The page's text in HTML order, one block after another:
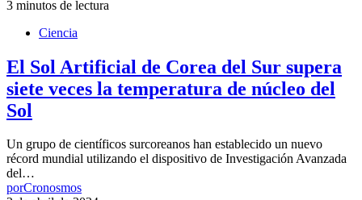
3 minutos de lectura
Ciencia
El Sol Artificial de Corea del Sur supera
siete veces la temperatura de núcleo del
Sol
Un grupo de científicos surcoreanos han establecido un nuevo
récord mundial utilizando el dispositivo de Investigación Avanzada
del…
porCronosmos